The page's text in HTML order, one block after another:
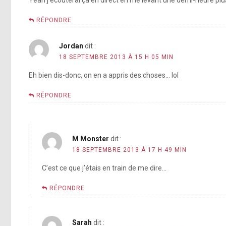
RÉPONDRE
Jordan dit :
18 SEPTEMBRE 2013 À 15 H 05 MIN
Eh bien dis-donc, on en a appris des choses… lol
RÉPONDRE
M Monster dit :
18 SEPTEMBRE 2013 À 17 H 49 MIN
C’est ce que j’étais en train de me dire…
RÉPONDRE
Sarah dit :